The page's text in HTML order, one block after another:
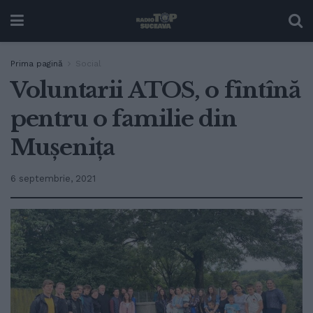
Prima pagină Social
Voluntarii ATOS, o fîntînă
pentru o familie din
Mușenița
6 septembrie, 2021